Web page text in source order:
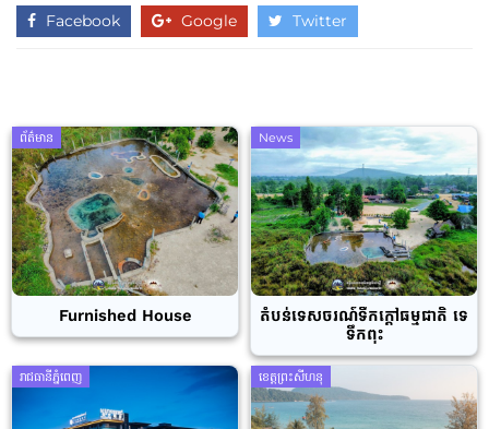
Facebook Google Twitter
ព័ត៌មាន
Furnished House
News
តំបន់ទេសចរណ៍ទឹកក្តៅធម្មជាតិ ទេ
ទឹកពុះ
រាជធានីភ្នំពេញ ខេត្តព្រះសីហនុ